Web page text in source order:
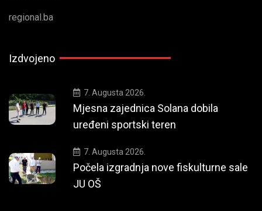
regional.ba
Izdvojeno
7. Augusta 2026.
Mjesna zajednica Solana dobila
uređeni sportski teren
7. Augusta 2026.
Počela izgradnja nove fiskulturne sale
JU OŠ